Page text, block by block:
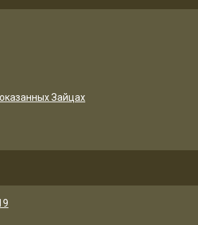
Зайцах